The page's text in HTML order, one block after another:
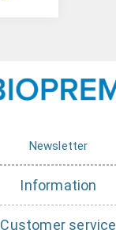
Newsletter
Information
Customer service